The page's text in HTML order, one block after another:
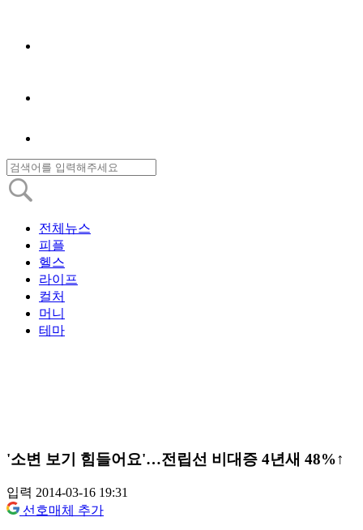
전체뉴스
피플
헬스
라이프
컬처
머니
테마
'소변 보기 힘들어요'…전립선 비대증 4년새 48%↑
입력 2014-03-16 19:31
선호매체 추가